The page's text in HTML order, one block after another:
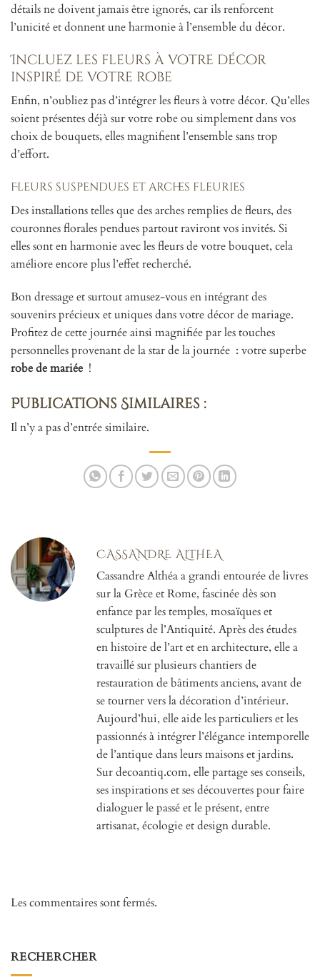
détails ne doivent jamais être ignorés, car ils renforcent
l’unicité et donnent une harmonie à l’ensemble du décor.
Incluez les fleurs à votre décor
inspiré de votre robe
Enfin, n’oubliez pas d’intégrer les fleurs à votre décor. Qu’elles
soient présentes déjà sur votre robe ou simplement dans vos
choix de bouquets, elles magnifient l’ensemble sans trop
d’effort.
Fleurs suspendues et arches fleuries
Des installations telles que des arches remplies de fleurs, des
couronnes florales pendues partout raviront vos invités. Si
elles sont en harmonie avec les fleurs de votre bouquet, cela
améliore encore plus l’effet recherché.
Bon dressage et surtout amusez-vous en intégrant des
souvenirs précieux et uniques dans votre décor de mariage.
Profitez de cette journée ainsi magnifiée par les touches
personnelles provenant de la star de la journée : votre superbe
robe de mariée !
Publications Similaires :
Il n’y a pas d’entrée similaire.
CASSANDRE ALTHEA
Cassandre Althéa a grandi entourée de livres
sur la Grèce et Rome, fascinée dès son
enfance par les temples, mosaïques et
sculptures de l’Antiquité. Après des études
en histoire de l’art et en architecture, elle a
travaillé sur plusieurs chantiers de
restauration de bâtiments anciens, avant de
se tourner vers la décoration d’intérieur.
Aujourd’hui, elle aide les particuliers et les
passionnés à intégrer l’élégance intemporelle
de l’antique dans leurs maisons et jardins.
Sur decoantiq.com, elle partage ses conseils,
ses inspirations et ses découvertes pour faire
dialoguer le passé et le présent, entre
artisanat, écologie et design durable.
Les commentaires sont fermés.
RECHERCHER